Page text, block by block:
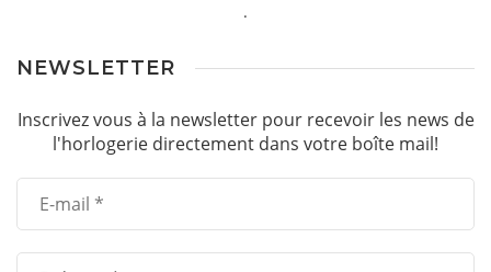
.
NEWSLETTER
Inscrivez vous à la newsletter pour recevoir les news de
l'horlogerie directement dans votre boîte mail!